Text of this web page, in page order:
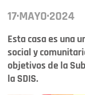
17·MAYO·2024
Esta casa es una
social y
objetivos de la
la SDIS.